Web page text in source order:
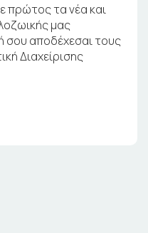
πρώτος τα νέα και
μας
σου αποδέχεσαι τους
Διαχείρισης